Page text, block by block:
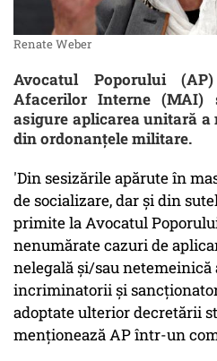
Renate Weber
Avocatul Poporului
Afacerilor Interne (MAI)
asigure aplicarea unitară
din ordonanţele militare.
'Din sesizările apărute în
de socializare, dar şi din
primite la Avocatul
nenumărate cazuri de
nelegală şi/sau
incriminatorii şi
adoptate ulterior decretării
menţionează AP într-un